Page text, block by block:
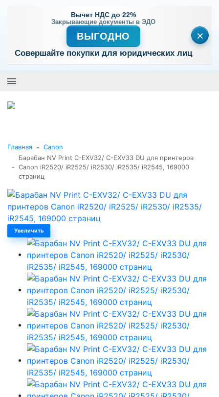
Вычет НДС до 22%
Закрывающие документы в ЭДО
ВЫГОДНО
Совершайте покупки для юридических лиц
×
Главная - Canon
-
Барабан NV Print C-EXV32/ C-EXV33 DU для принтеров
Canon iR2520/ iR2525/ iR2530/ iR2535/ iR2545, 169000
страниц
Увеличить